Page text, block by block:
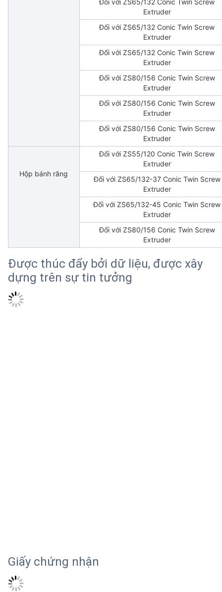
Đối với ZS65/132 Conic Twin Screw
Extruder
Đối với ZS65/132 Conic Twin Screw
Extruder
Đối với ZS65/132 Conic Twin Screw
Extruder
Đối với ZS80/156 Conic Twin Screw
Extruder
Đối với ZS80/156 Conic Twin Screw
Extruder
Đối với ZS80/156 Conic Twin Screw
Extruder
Hộp bánh răng
Đối với ZS55/120 Conic Twin Screw
Extruder
Đối với ZS65/132-37 Conic Twin Screw
Extruder
Đối với ZS65/132-45 Conic Twin Screw
Extruder
Đối với ZS80/156 Conic Twin Screw
Extruder
Được thúc đẩy bởi dữ liệu, được xây
dựng trên sự tin tưởng
Giấy chứng nhận